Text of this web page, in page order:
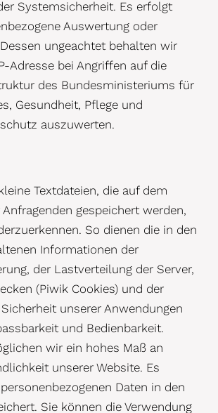
Systemsicherheit. Es erfolgt
Auswertung oder
ungeachtet behalten wir
Adresse bei Angriffen auf die
des Bundesministeriums für
Gesundheit, Pflege und
auszuwerten.
Textdateien, die auf dem
gespeichert werden,
So dienen die in den
Informationen der
der Lastverteilung der Server,
(Piwik Cookies) und der
unserer Anwendungen
und Bedienbarkeit.
wir ein hohes Maß an
unserer Website. Es
Daten in den
Sie können die Verwendung